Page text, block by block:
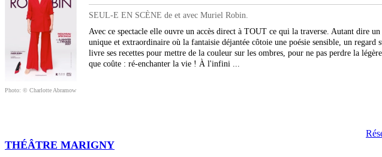
Photo: © Charlotte Abramow
SEUL-E EN SCÈNE de et avec Muriel Robin.
Avec ce spectacle elle ouvre un accès direct à TOUT ce qui la traverse. Autant dire
unique et extraordinaire où la fantaisie déjantée côtoie une poésie sensible, un
livre ses recettes pour mettre de la couleur sur les ombres, pour ne pas perdre la
que coûte : ré-enchanter la vie ! À l'infini ...
THÉÂTRE MARIGNY